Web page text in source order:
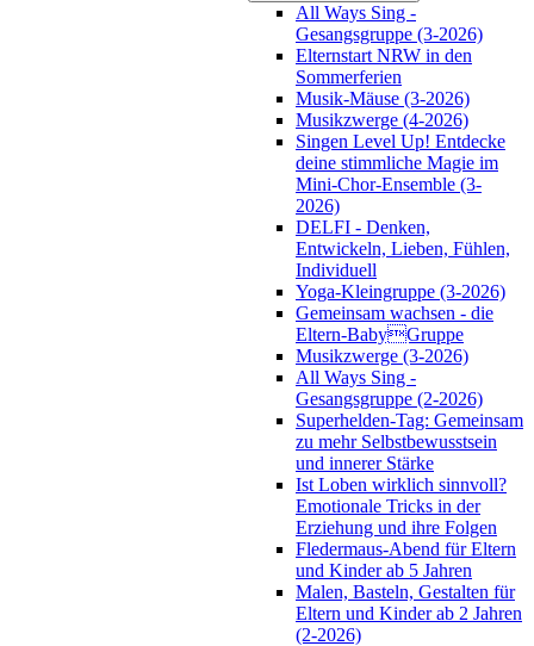
All Ways Sing -
Gesangsgruppe (3-2026)
Elternstart NRW in den
Sommerferien
Musik-Mäuse (3-2026)
Musikzwerge (4-2026)
Singen Level Up! Entdecke
deine stimmliche Magie im
Mini-Chor-Ensemble (3-
2026)
DELFI - Denken,
Entwickeln, Lieben, Fühlen,
Individuell
Yoga-Kleingruppe (3-2026)
Gemeinsam wachsen - die
Eltern-BabyGruppe
Musikzwerge (3-2026)
All Ways Sing -
Gesangsgruppe (2-2026)
Superhelden-Tag: Gemeinsam
zu mehr Selbstbewusstsein
und innerer Stärke
Ist Loben wirklich sinnvoll?
Emotionale Tricks in der
Erziehung und ihre Folgen
Fledermaus-Abend für Eltern
und Kinder ab 5 Jahren
Malen, Basteln, Gestalten für
Eltern und Kinder ab 2 Jahren
(2-2026)